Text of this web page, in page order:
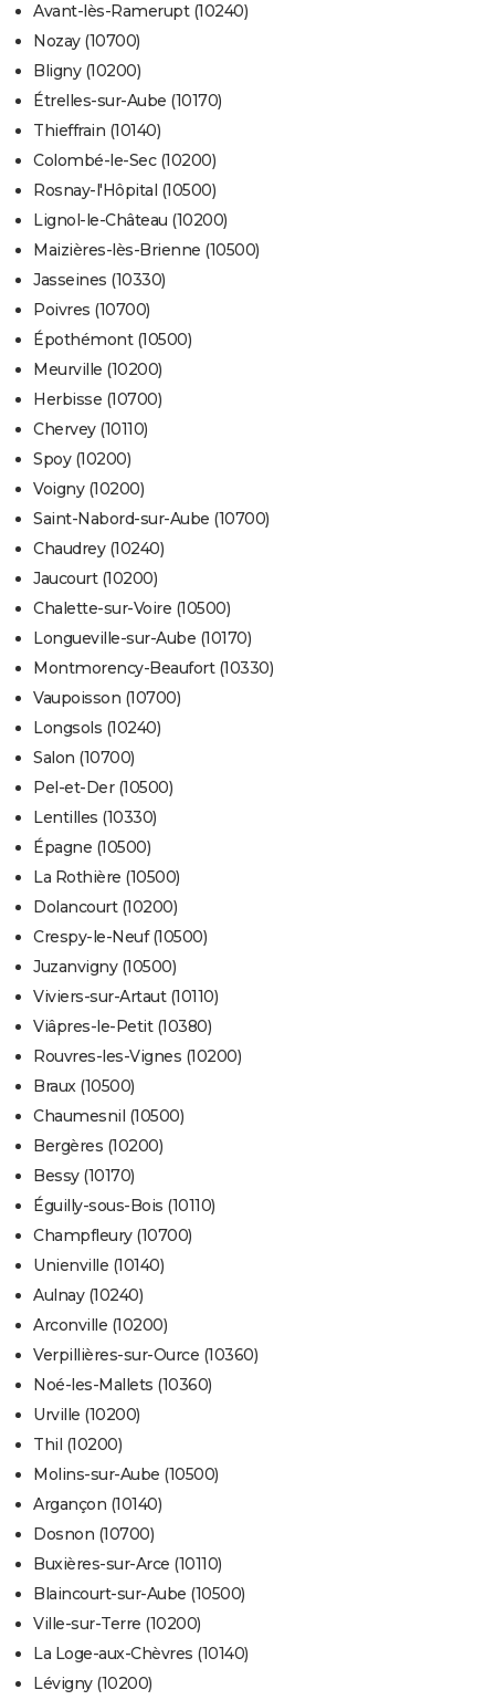
Avant-lès-Ramerupt (10240)
Nozay (10700)
Bligny (10200)
Étrelles-sur-Aube (10170)
Thieffrain (10140)
Colombé-le-Sec (10200)
Rosnay-l'Hôpital (10500)
Lignol-le-Château (10200)
Maizières-lès-Brienne (10500)
Jasseines (10330)
Poivres (10700)
Épothémont (10500)
Meurville (10200)
Herbisse (10700)
Chervey (10110)
Spoy (10200)
Voigny (10200)
Saint-Nabord-sur-Aube (10700)
Chaudrey (10240)
Jaucourt (10200)
Chalette-sur-Voire (10500)
Longueville-sur-Aube (10170)
Montmorency-Beaufort (10330)
Vaupoisson (10700)
Longsols (10240)
Salon (10700)
Pel-et-Der (10500)
Lentilles (10330)
Épagne (10500)
La Rothière (10500)
Dolancourt (10200)
Crespy-le-Neuf (10500)
Juzanvigny (10500)
Viviers-sur-Artaut (10110)
Viâpres-le-Petit (10380)
Rouvres-les-Vignes (10200)
Braux (10500)
Chaumesnil (10500)
Bergères (10200)
Bessy (10170)
Éguilly-sous-Bois (10110)
Champfleury (10700)
Unienville (10140)
Aulnay (10240)
Arconville (10200)
Verpillières-sur-Ource (10360)
Noé-les-Mallets (10360)
Urville (10200)
Thil (10200)
Molins-sur-Aube (10500)
Argançon (10140)
Dosnon (10700)
Buxières-sur-Arce (10110)
Blaincourt-sur-Aube (10500)
Ville-sur-Terre (10200)
La Loge-aux-Chèvres (10140)
Lévigny (10200)